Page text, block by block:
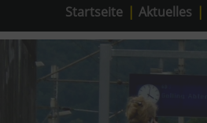
Startseite Aktuelles